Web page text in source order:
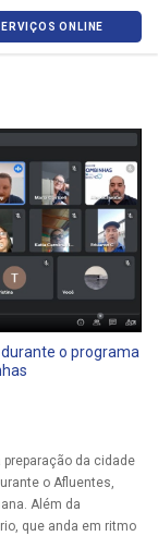
ONLINE
o programa
da cidade
o Afluentes,
Além da
que anda em ritmo